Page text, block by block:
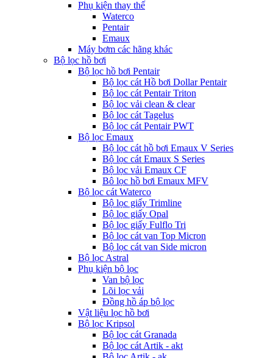
Phụ kiện thay thế
Waterco
Pentair
Emaux
Máy bơm các hãng khác
Bộ lọc hồ bơi
Bộ lọc hồ bơi Pentair
Bộ lọc cát Hồ bơi Dollar Pentair
Bộ lọc cát Pentair Triton
Bộ lọc vải clean & clear
Bộ lọc cát Tagelus
Bộ lọc cát Pentair PWT
Bộ lọc Emaux
Bộ lọc cát hồ bơi Emaux V Series
Bộ lọc cát Emaux S Series
Bộ lọc vải Emaux CF
Bô lọc hồ bơi Emaux MFV
Bộ lọc cát Waterco
Bộ lọc giấy Trimline
Bộ lọc giấy Opal
Bộ lọc giấy Fulflo Tri
Bộ lọc cát van Top Micron
Bộ lọc cát van Side micron
Bộ lọc Astral
Phụ kiện bộ lọc
Van bộ lọc
Lõi lọc vải
Đồng hồ áp bộ lọc
Vật liệu lọc hồ bơi
Bộ lọc Kripsol
Bộ lọc cát Granada
Bộ lọc cát Artik - akt